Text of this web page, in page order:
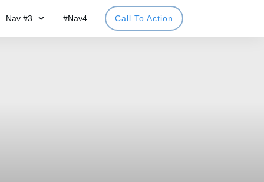
Nav #3 #Nav4 Call To Action